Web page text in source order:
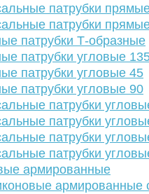
патрубки
патрубки
патрубки Т-образные
патрубки угловые
патрубки угловые 45
патрубки угловые 90
патрубки
патрубки
патрубки
патрубки
армированные
армированные